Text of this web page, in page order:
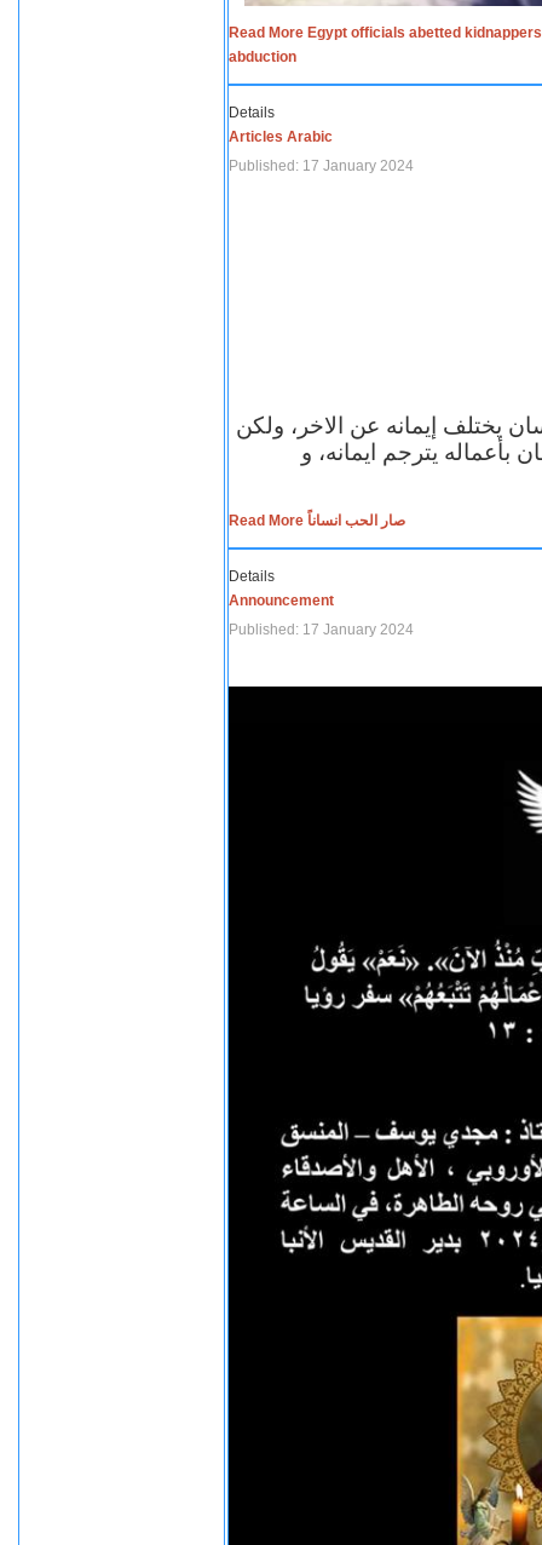
Read More Egypt officials abetted
abduction
Details
Articles Arabic
Published: 17 January 2024
يختلف إيمانه عن الاخر، ولكن
بأعماله يترجم ايمانه، و
Read More صار الحب انساناً
Details
Announcement
Published: 17 January 2024